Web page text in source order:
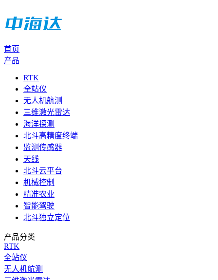
首页
产品
RTK
全站仪
无人机航测
三维激光雷达
海洋探测
北斗高精度终端
监测传感器
天线
北斗云平台
机械控制
精准农业
智能驾驶
北斗独立定位
产品分类
RTK
全站仪
无人机航测